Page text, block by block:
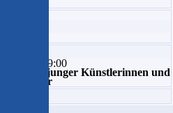
18:00–19:00
Forum junger Künstlerinnen und
Künstler